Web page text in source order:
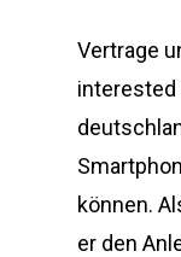
Vertrage
interested
können.
er den